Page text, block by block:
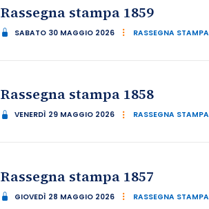
Rassegna stampa 1859
SABATO 30 MAGGIO 2026 RASSEGNA STAMPA
Rassegna stampa 1858
VENERDÌ 29 MAGGIO 2026 RASSEGNA STAMPA
Rassegna stampa 1857
GIOVEDÌ 28 MAGGIO 2026 RASSEGNA STAMPA